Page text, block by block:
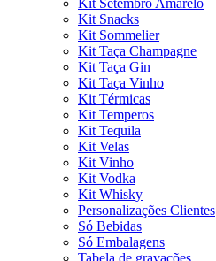
Kit Setembro Amarelo
Kit Snacks
Kit Sommelier
Kit Taça Champagne
Kit Taça Gin
Kit Taça Vinho
Kit Térmicas
Kit Temperos
Kit Tequila
Kit Velas
Kit Vinho
Kit Vodka
Kit Whisky
Personalizações Clientes
Só Bebidas
Só Embalagens